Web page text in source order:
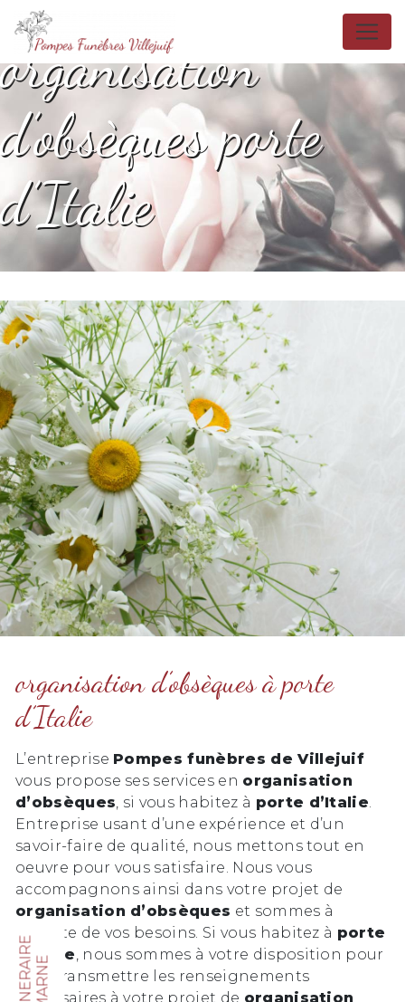
Panneau de gestion des cookies
organisation
d’obsèques porte
d’Italie
organisation d’obsèques à porte
d’Italie
L’entreprise Pompes funèbres de Villejuif
vous propose ses services en organisation
d’obsèques, si vous habitez à porte d’Italie.
Entreprise usant d’une expérience et d’un
savoir-faire de qualité, nous mettons tout en
oeuvre pour vous satisfaire. Nous vous
accompagnons ainsi dans votre projet de
organisation d’obsèques et sommes à
l’écoute de vos besoins. Si vous habitez à porte
d’Italie, nous sommes à votre disposition pour
vous transmettre les renseignements
nécessaires à votre projet de organisation